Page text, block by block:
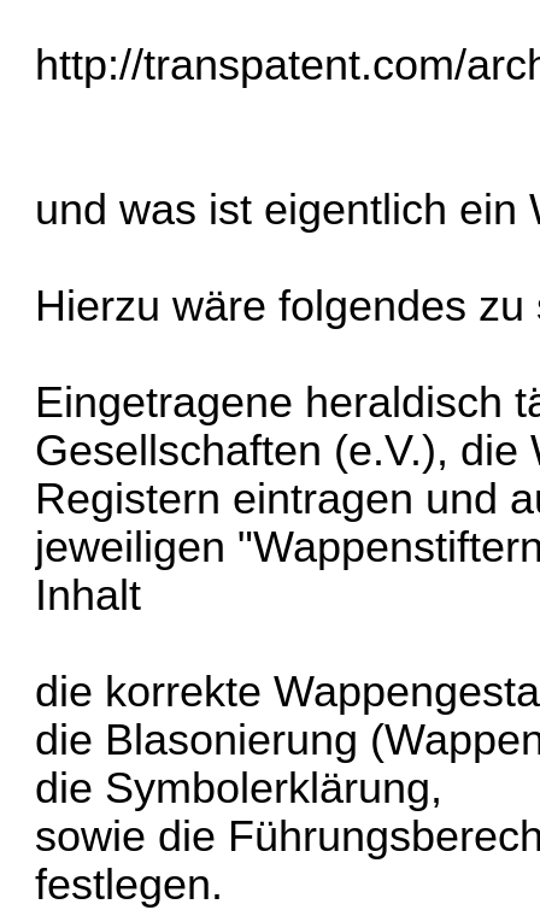
http://transpatent.com/
und was ist eigentlich ein
Hierzu wäre folgendes zu
Eingetragene heraldisch
Gesellschaften (e.V.),
Registern eintragen und
jeweiligen
Inhalt
die korrekte
die Blasonierung
die Symbolerklärung,
sowie die
festlegen.